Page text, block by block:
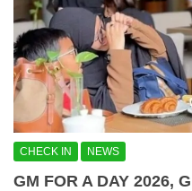
CHECK IN NEWS
GM FOR A DAY 2026,